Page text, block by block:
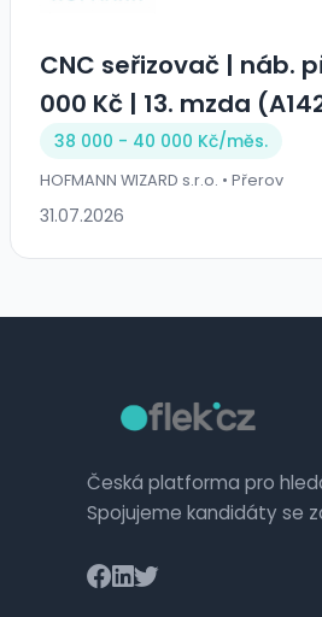
CNC seřizovač | náb.
000 Kč | 13. mzda
38 000 - 40 000 Kč/měs.
HOFMANN WIZARD s.r.o. • Přerov
31.07.2026
Česká platforma pro
Spojujeme kandidáty se